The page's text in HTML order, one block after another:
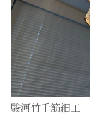
駿河竹千筋細工